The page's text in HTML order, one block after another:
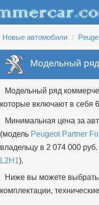
Новые автомобили
Модельный
Модельный ряд
которые включают в себя
Минимальная цена за
(модель Peugeot Partner
владельцу в 2 074 000
L2H1).
Ниже вы можете
комплектации,